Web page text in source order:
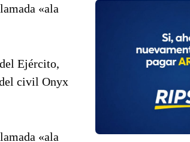
«ala
Ejército,
civil Onyx
«ala